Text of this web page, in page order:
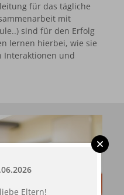
für das tägliche
mit
sind für den Erfolg
lernen hierbei, wie sie
Interaktionen und
Eltern!